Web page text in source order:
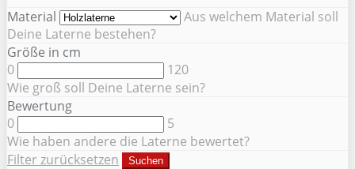
Material
Aus welchem Material soll
Deine Laterne bestehen?
Größe in cm
0
120
Wie groß soll Deine Laterne sein?
Bewertung
0
5
Wie haben andere die Laterne bewertet?
Filter zurücksetzen
Suchen